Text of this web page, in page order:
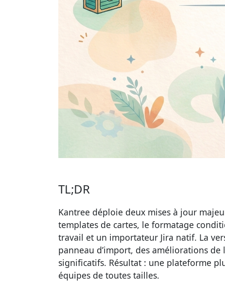
TL;DR
Kantree déploie deux mises à jour
templates de cartes, le formatage
travail et un importateur Jira natif. La
panneau d’import, des améliorations de
significatifs. Résultat : une plateforme
équipes de toutes tailles.